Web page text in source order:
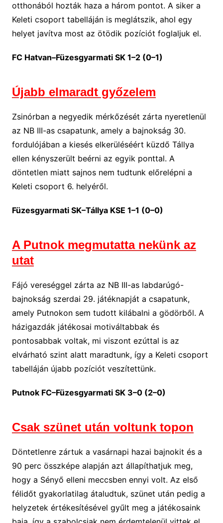
otthonából hozták haza a három pontot. A siker a
Keleti csoport tabelláján is meglátszik, ahol egy
helyet javítva most az ötödik pozíciót foglaljuk el.
FC Hatvan–Füzesgyarmati SK 1–2 (0–1)
Újabb elmaradt győzelem
Zsinórban a negyedik mérkőzését zárta nyeretlenül
az NB III-as csapatunk, amely a bajnokság 30.
fordulójában a kiesés elkerüléséért küzdő Tállya
ellen kényszerült beérni az egyik ponttal. A
döntetlen miatt sajnos nem tudtunk előrelépni a
Keleti csoport 6. helyéről.
Füzesgyarmati SK–Tállya KSE 1–1 (0–0)
A Putnok megmutatta nekünk az
utat
Fájó vereséggel zárta az NB III-as labdarúgó-
bajnokság szerdai 29. játéknapját a csapatunk,
amely Putnokon sem tudott kilábalni a gödörből. A
házigazdák játékosai motiváltabbak és
pontosabbak voltak, mi viszont ezúttal is az
elvárható szint alatt maradtunk, így a Keleti csoport
tabelláján újabb pozíciót veszítettünk.
Putnok FC–Füzesgyarmati SK 3–0 (2–0)
Csak szünet után voltunk topon
Döntetlenre zártuk a vasárnapi hazai bajnokit és a
90 perc összképe alapján azt állapíthatjuk meg,
hogy a Sényő elleni meccsben ennyi volt. Az első
félidőt gyakorlatilag átaludtuk, szünet után pedig a
helyzetek értékesítésével gyűlt meg a játékosaink